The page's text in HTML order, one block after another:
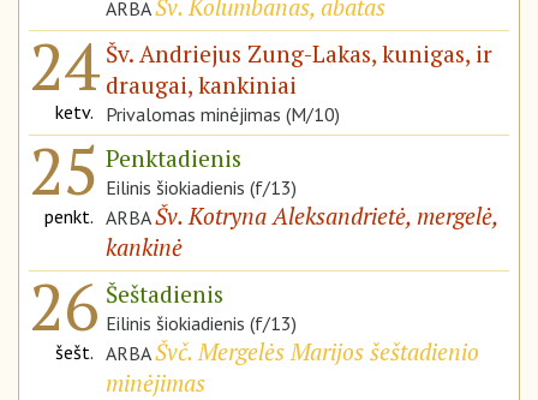
ARBAŠv. Kolumbanas, abatas
24
ketv.
Šv. Andriejus Zung-Lakas, kunigas, ir
draugai, kankiniai
Privalomas minėjimas (M/10)
25
penkt.
Penktadienis
Eilinis šiokiadienis (f/13)
ARBAŠv. Kotryna Aleksandrietė, mergelė,
kankinė
26
šešt.
Šeštadienis
Eilinis šiokiadienis (f/13)
ARBAŠvč. Mergelės Marijos šeštadienio
minėjimas